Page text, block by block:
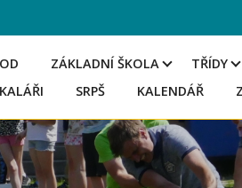
ZÁKLADNÍ ŠKOLA TŘÍDY
SRPŠ KALENDÁŘ